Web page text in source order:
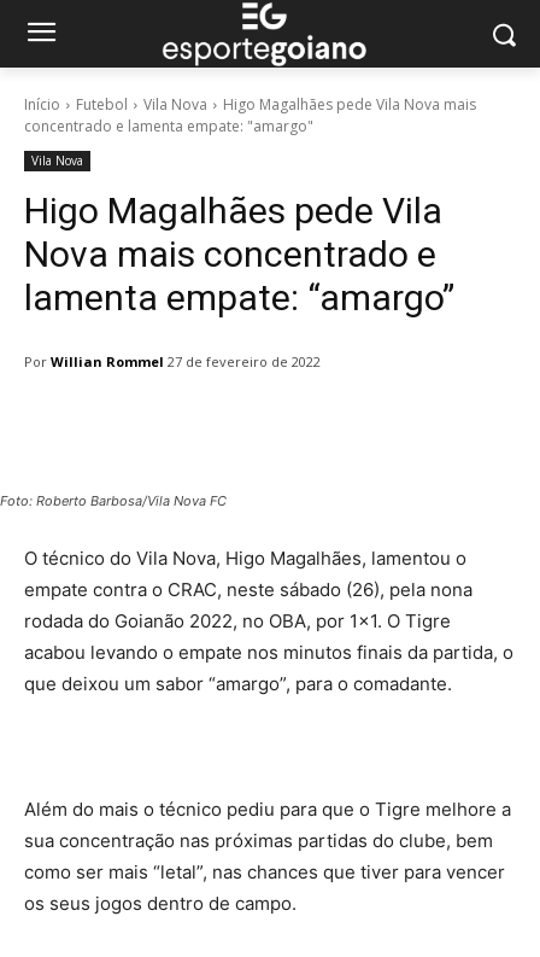
Início Futebol Vila Nova
Higo Magalhães pede Vila Nova mais
concentrado e lamenta empate: "amargo"
Vila Nova
Higo Magalhães pede Vila
Nova mais concentrado e
lamenta empate: “amargo”
Por Willian Rommel 27 de fevereiro de 2022
Foto: Roberto Barbosa/Vila Nova FC
O técnico do Vila Nova, Higo Magalhães, lamentou o
empate contra o CRAC, neste sábado (26), pela nona
rodada do Goianão 2022, no OBA, por 1×1. O Tigre
acabou levando o empate nos minutos finais da partida, o
que deixou um sabor “amargo”, para o comadante.
Além do mais o técnico pediu para que o Tigre melhore a
sua concentração nas próximas partidas do clube, bem
como ser mais “letal”, nas chances que tiver para vencer
os seus jogos dentro de campo.